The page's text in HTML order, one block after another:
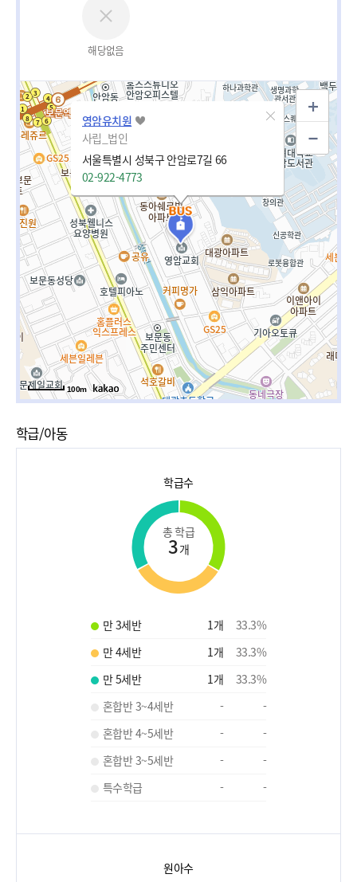
해당없음
영암유치원
사립_법인
서울특별시 성북구 안암로7길 66
02-922-4773
100m
학급/아동
학급수
총 학급
3개
만 3세반 1개 33.3%
만 4세반
1개 33.3%
만 5세반
1개 33.3%
혼합반 3~4세반
-
-
혼합반 4~5세반
-
-
혼합반 3~5세반
-
-
특수학급
- -
원아수